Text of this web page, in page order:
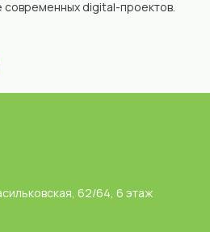
современных digital-проектов.
62/64, 6 этаж